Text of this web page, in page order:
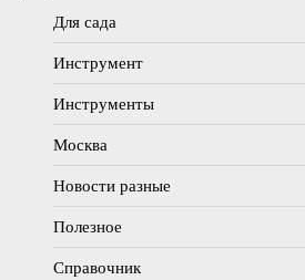
Для сада
Инструмент
Инструменты
Москва
Новости разные
Полезное
Справочник